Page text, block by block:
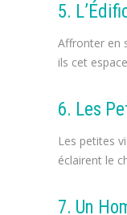
5.
Affronter en
ils cet
6. Les
Les petites
éclairent le
7. Un